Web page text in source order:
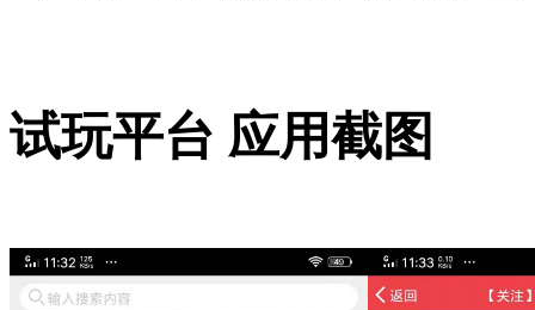
试玩平台 应用截图